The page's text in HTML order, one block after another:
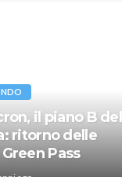
il piano B
ritorno delle
Pass